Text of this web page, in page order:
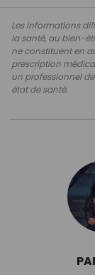
Les informations
la santé, au bien-
ne constituent en
prescription
un professionnel
état de santé.